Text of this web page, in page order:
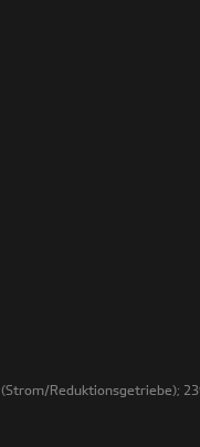
(Strom/Reduktionsgetriebe);